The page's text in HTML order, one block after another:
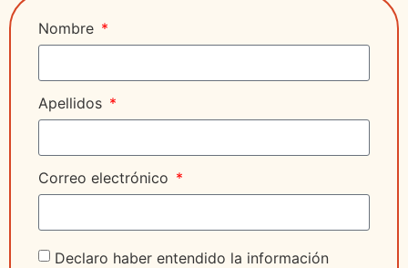
Nombre
Apellidos
Correo electrónico
Declaro haber entendido la información